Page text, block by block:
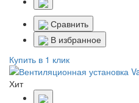
Сравнить
В избранное
Купить в 1 клик
Хит